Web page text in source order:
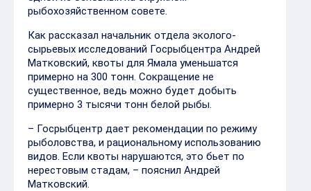
рыбохозяйственном совете.
Как рассказал начальник отдела эколого-
сырьевых исследований Госрыбцентра Андрей
Матковский, квоты для Ямала уменьшатся
примерно на 300 тонн. Сокращение не
существенное, ведь можно будет добыть
примерно 3 тысячи тонн белой рыбы.
– Госрыбцентр дает рекомендации по режиму
рыболовства, и рациональному использованию
видов. Если квоты нарушаются, это бьет по
нерестовым стадам, – пояснил Андрей
Матковский.